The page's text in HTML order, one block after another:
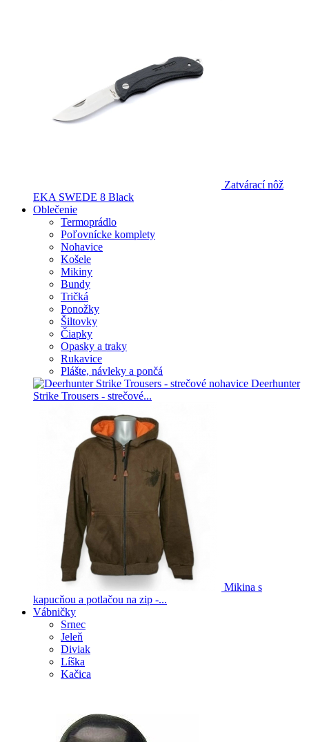
Zatvárací nôž
EKA SWEDE 8 Black
Oblečenie
Termoprádlo
Poľovnícke komplety
Nohavice
Košele
Mikiny
Bundy
Tričká
Ponožky
Šiltovky
Čiapky
Opasky a traky
Rukavice
Plášte, návleky a pončá
Deerhunter
Strike Trousers - strečové...
Mikina s
kapucňou a potlačou na zip -...
Vábničky
Srnec
Jeleň
Diviak
Líška
Kačica